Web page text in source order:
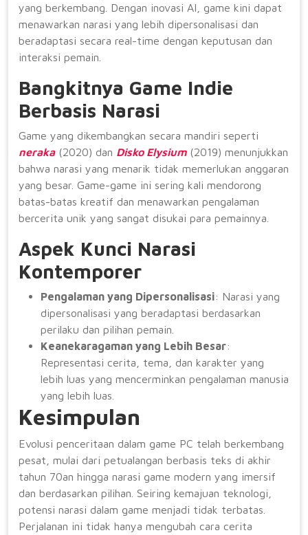
yang berkembang. Dengan inovasi AI, game kini dapat
menawarkan narasi yang lebih dipersonalisasi dan
beradaptasi secara real-time dengan keputusan dan
interaksi pemain.
Bangkitnya Game Indie
Berbasis Narasi
Game yang dikembangkan secara mandiri seperti
neraka(2020) dan Disko Elysium(2019) menunjukkan
bahwa narasi yang menarik tidak memerlukan anggaran
yang besar. Game-game ini sering kali mendorong
batas-batas kreatif dan menawarkan pengalaman
bercerita unik yang sangat disukai para pemainnya.
Aspek Kunci Narasi
Kontemporer
Pengalaman yang Dipersonalisasi: Narasi yang
dipersonalisasi yang beradaptasi berdasarkan
perilaku dan pilihan pemain.
Keanekaragaman yang Lebih Besar:
Representasi cerita, tema, dan karakter yang
lebih luas yang mencerminkan pengalaman manusia
yang lebih luas.
Kesimpulan
Evolusi penceritaan dalam game PC telah berkembang
pesat, mulai dari petualangan berbasis teks di akhir
tahun 70an hingga narasi game modern yang imersif
dan berdasarkan pilihan. Seiring kemajuan teknologi,
potensi narasi dalam game menjadi tidak terbatas.
Perjalanan ini tidak hanya mengubah cara cerita